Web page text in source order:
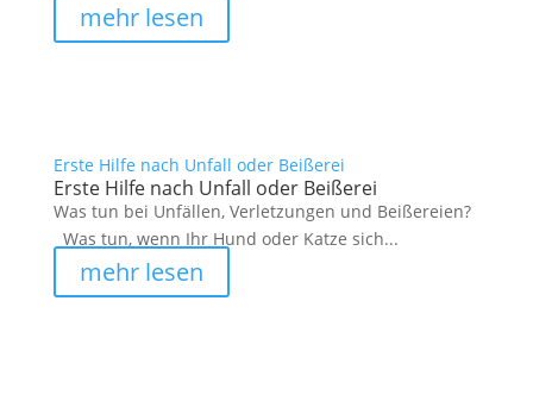
mehr lesen
Erste Hilfe nach Unfall oder Beißerei
Erste Hilfe nach Unfall oder Beißerei
Was tun bei Unfällen, Verletzungen und Beißereien?
Was tun, wenn Ihr Hund oder Katze sich...
mehr lesen